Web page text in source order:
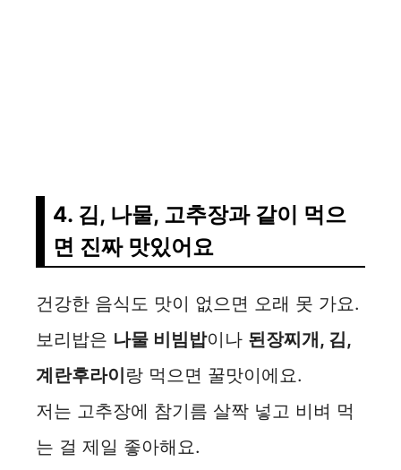
4. 김, 나물, 고추장과 같이 먹으
면 진짜 맛있어요
건강한 음식도 맛이 없으면 오래 못 가요.
보리밥은 나물 비빔밥이나 된장찌개, 김,
계란후라이랑 먹으면 꿀맛이에요.
저는 고추장에 참기름 살짝 넣고 비벼 먹
는 걸 제일 좋아해요.